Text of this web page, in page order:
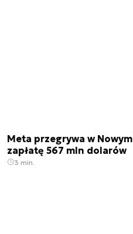
Meta przegrywa w
zapłatę 567 mln dolarów
3 min.